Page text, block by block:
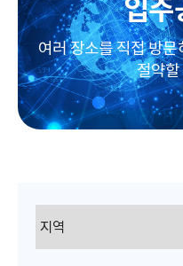
입주
여러 장소를 직접 방
절약